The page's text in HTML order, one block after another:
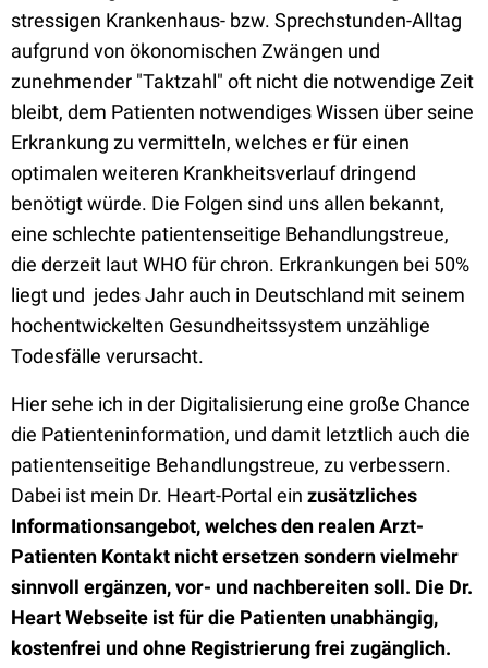
stressigen Krankenhaus- bzw. Sprechstunden-Alltag
aufgrund von ökonomischen Zwängen und
zunehmender "Taktzahl" oft nicht die notwendige Zeit
bleibt, dem Patienten notwendiges Wissen über seine
Erkrankung zu vermitteln, welches er für einen
optimalen weiteren Krankheitsverlauf dringend
benötigt würde. Die Folgen sind uns allen bekannt,
eine schlechte patientenseitige Behandlungstreue,
die derzeit laut WHO für chron. Erkrankungen bei 50%
liegt und jedes Jahr auch in Deutschland mit seinem
hochentwickelten Gesundheitssystem unzählige
Todesfälle verursacht.
Hier sehe ich in der Digitalisierung eine große Chance
die Patienteninformation, und damit letztlich auch die
patientenseitige Behandlungstreue, zu verbessern.
Dabei ist mein Dr. Heart-Portal ein zusätzliches
Informationsangebot, welches den realen Arzt-
Patienten Kontakt nicht ersetzen sondern vielmehr
sinnvoll ergänzen, vor- und nachbereiten soll. Die Dr.
Heart Webseite ist für die Patienten unabhängig,
kostenfrei und ohne Registrierung frei zugänglich.